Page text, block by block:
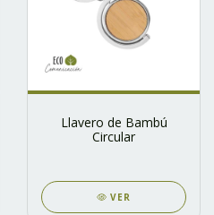
Llavero de Bambú
Circular
VER